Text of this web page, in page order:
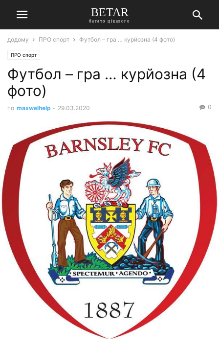
BETAR
багато цікавого
додому ПРО спорт Футбол – гра … курйозна (4 фото)
ПРО спорт
Футбол – гра … курйозна (4
фото)
по maxwelhelp - 29.03.2020 0